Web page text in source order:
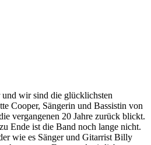
wir sind die glücklichsten
Cooper, Sängerin und Bassistin von
vergangenen 20 Jahre zurück blickt.
Ende ist die Band noch lange nicht.
wie es Sänger und Gitarrist Billy